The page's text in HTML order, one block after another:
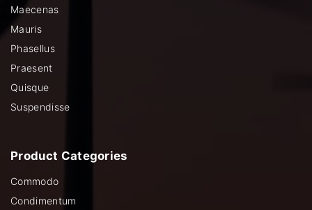
Maecenas
Mauris
Phasellus
Praesent
Quisque
Suspendisse
Product Categories
Commodo
Condimentum